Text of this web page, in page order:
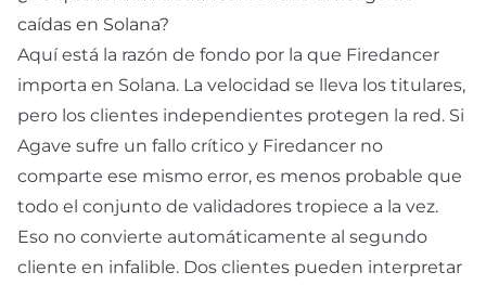
caídas en Solana?
Aquí está la razón de fondo por la que Firedancer
importa en Solana. La velocidad se lleva los titulares,
pero los clientes independientes protegen la red. Si
Agave sufre un fallo crítico y Firedancer no
comparte ese mismo error, es menos probable que
todo el conjunto de validadores tropiece a la vez.
Eso no convierte automáticamente al segundo
cliente en infalible. Dos clientes pueden interpretar